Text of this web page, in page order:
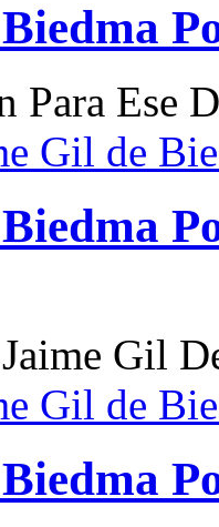
Para Ese
Gil de
Gil
Gil de